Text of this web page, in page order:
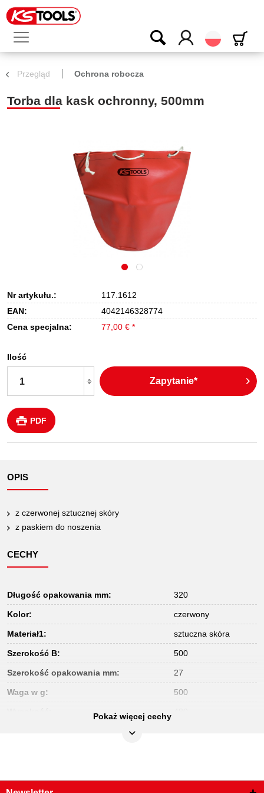
Polski
Przegląd Ochrona robocza
Torba dla kask ochronny, 500mm
Nr artykułu.:
117.1612
EAN:
4042146328774
Cena specjalna:
77,00 € *
Ilość
Zapytanie*
PDF
OPIS
z czerwonej sztucznej skóry
z paskiem do noszenia
CECHY
Długość opakowania mm: 320
Kolor: czerwony
Materiał1: sztuczna skóra
Szerokość B: 500
Szerokość opakowania mm: 27
Waga w g: 500
Pokaż więcej cechy